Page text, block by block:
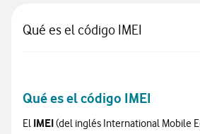
Qué es el código IMEI
Qué es el código IMEI
El IMEI(del inglés International Mobile